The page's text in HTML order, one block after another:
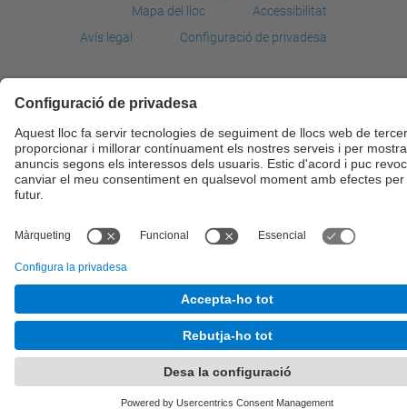
Mapa del lloc
Accessibilitat
Avís legal
Configuració de privadesa